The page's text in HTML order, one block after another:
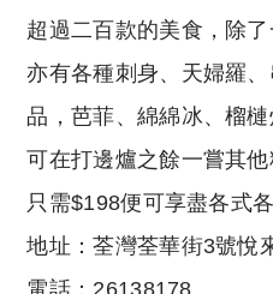
超過二百款的美食，除
亦有各種刺身、天婦羅
品，芭菲、綿綿冰、榴
可在打邊爐之餘一嘗其
只需$198便可享盡各式
地址：荃灣荃華街3號悅
電話：26138178